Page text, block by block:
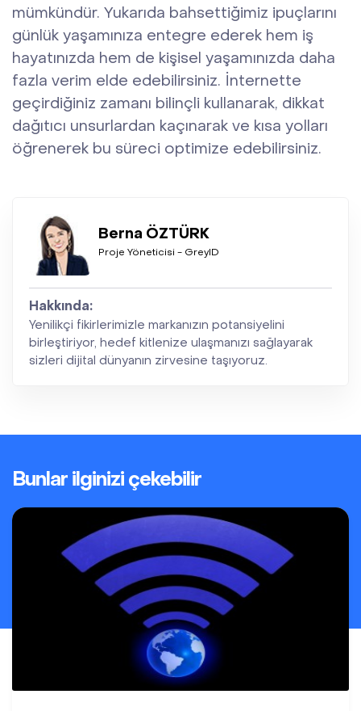
mümkündür. Yukarıda bahsettiğimiz ipuçlarını
günlük yaşamınıza entegre ederek hem iş
hayatınızda hem de kişisel yaşamınızda daha
fazla verim elde edebilirsiniz. İnternette
geçirdiğiniz zamanı bilinçli kullanarak, dikkat
dağıtıcı unsurlardan kaçınarak ve kısa yolları
öğrenerek bu süreci optimize edebilirsiniz.
Berna ÖZTÜRK
Proje Yöneticisi - GreyID
Hakkında:
Yenilikçi fikirlerimizle markanızın potansiyelini
birleştiriyor, hedef kitlenize ulaşmanızı sağlayarak
sizleri dijital dünyanın zirvesine taşıyoruz.
Bunlar ilginizi çekebilir